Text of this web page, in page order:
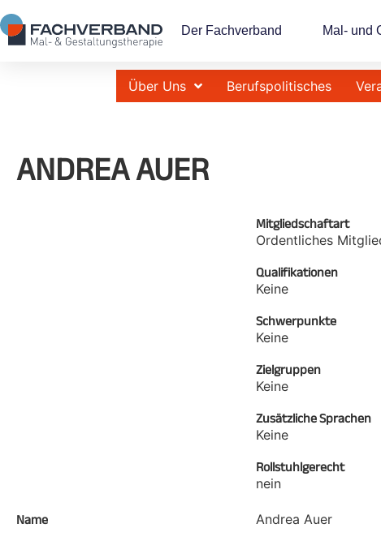
Der Fachverband Mal- und
Über Uns Berufspolitisches
ANDREA AUER
Mitgliedschaftart
Ordentliches
Qualifikationen
Keine
Schwerpunkte
Keine
Zielgruppen
Keine
Zusätzliche Sprachen
Keine
Rollstuhlgerecht
nein
Name Andrea Auer